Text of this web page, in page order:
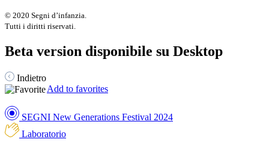
© 2020 Segni d’infanzia.
Tutti i diritti riservati.
Beta version disponibile su Desktop
Indietro
Add to favorites
SEGNI New Generations Festival 2024
Laboratorio